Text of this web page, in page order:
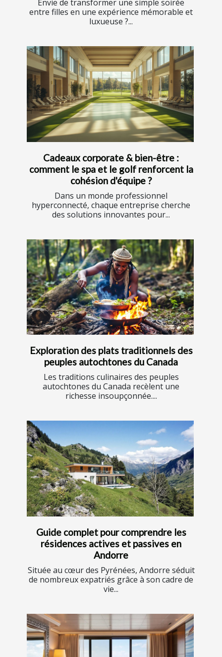
Envie de transformer une simple soirée
entre filles en une expérience mémorable et
luxueuse ?...
Cadeaux corporate & bien-être :
comment le spa et le golf renforcent la
cohésion d'équipe ?
Dans un monde professionnel
hyperconnecté, chaque entreprise cherche
des solutions innovantes pour...
Exploration des plats traditionnels des
peuples autochtones du Canada
Les traditions culinaires des peuples
autochtones du Canada recèlent une
richesse insoupçonnée....
Guide complet pour comprendre les
résidences actives et passives en
Andorre
Située au cœur des Pyrénées, Andorre séduit
de nombreux expatriés grâce à son cadre de
vie...